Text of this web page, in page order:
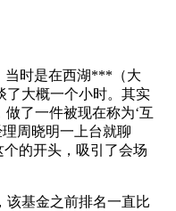
当时是在西湖***（大
了大概一个小时。其实
了一件被现在称为‘互
周晓明一上台就聊
的开头，吸引了会场
该基金之前排名一直比